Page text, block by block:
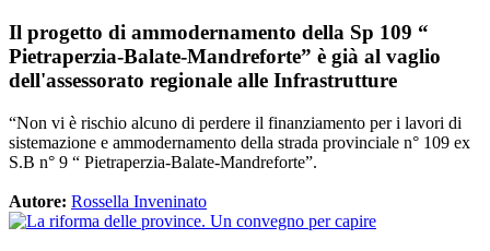
Il progetto di ammodernamento della Sp 109 “
Pietraperzia-Balate-Mandreforte” è già al vaglio
dell'assessorato regionale alle Infrastrutture
“Non vi è rischio alcuno di perdere il finanziamento per i lavori di
sistemazione e ammodernamento della strada provinciale n° 109 ex
S.B n° 9 “ Pietraperzia-Balate-Mandreforte”.
Autore: Rossella Inveninato